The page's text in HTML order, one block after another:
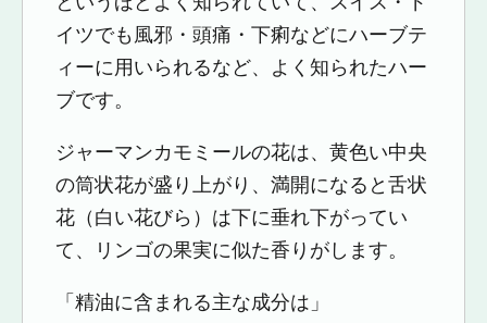
イツでも風邪・頭痛・下痢などにハーブテ
ィーに用いられるなど、よく知られたハー
ブです。
ジャーマンカモミールの花は、黄色い中央
の筒状花が盛り上がり、満開になると舌状
花（白い花びら）は下に垂れ下がってい
て、リンゴの果実に似た香りがします。
「精油に含まれる主な成分は」